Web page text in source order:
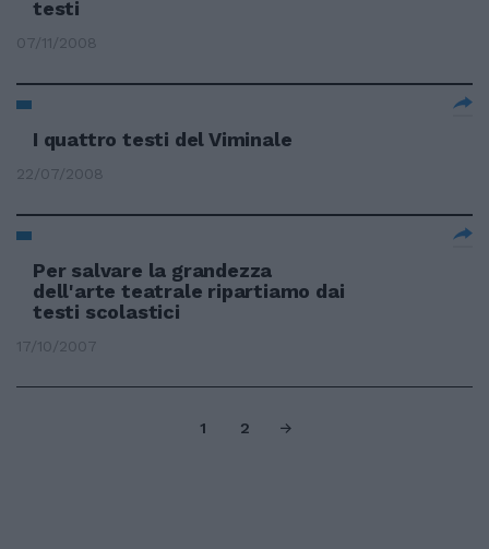
testi
07/11/2008
I quattro testi del Viminale
22/07/2008
Per salvare la grandezza
dell'arte teatrale ripartiamo dai
testi scolastici
17/10/2007
1 2